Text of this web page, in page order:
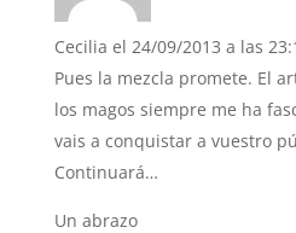
Cecilia el 24/09/2013 a las
Pues la mezcla promete. El
los magos siempre me ha
vais a conquistar a vuestro
Continuará…
Un abrazo